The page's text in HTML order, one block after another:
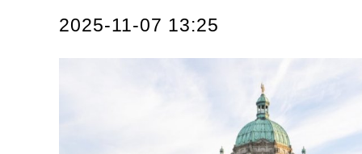
2025-11-07 13:25